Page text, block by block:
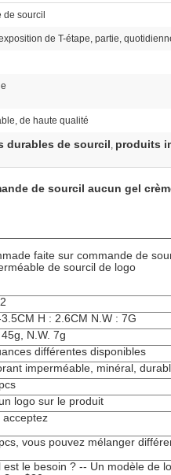
de sourcil
de T-étape, partie,
de haute qualité
durables de sourcil, produits
de sourcil aucun gel
faite sur commande de
de sourcil de logo
3.5CM H : 2.6CM N.W : 7G
45g, N.W. 7g
différentes disponibles
imperméable, minéral,
logo sur le produit
acceptez
vous pouvez mélanger
est le besoin ? -- Un modèle de